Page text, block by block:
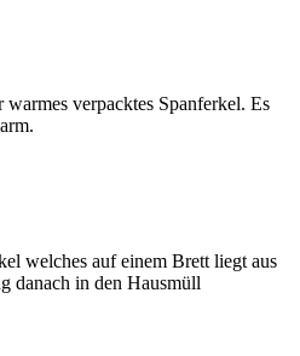
verpacktes Spanferkel. Es
welches auf einem Brett liegt aus
danach in den Hausmüll